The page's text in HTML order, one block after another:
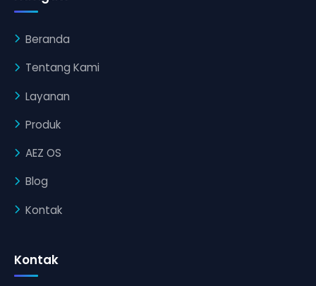
Beranda
Tentang Kami
Layanan
Produk
AEZ OS
Blog
Kontak
Kontak